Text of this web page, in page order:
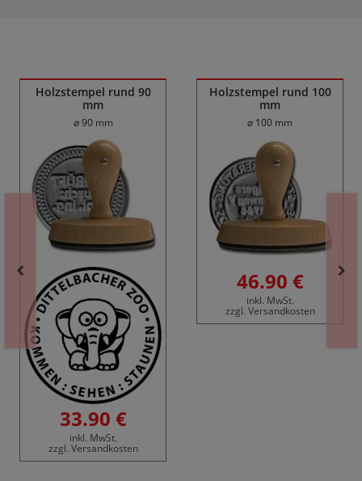
Holzstempel rund 90
mm
⌀ 90 mm
33.90 €
inkl. MwSt.
zzgl. Versandkosten
Holzstempel rund 100
mm
⌀ 100 mm
46.90 €
inkl. MwSt.
zzgl. Versandkosten